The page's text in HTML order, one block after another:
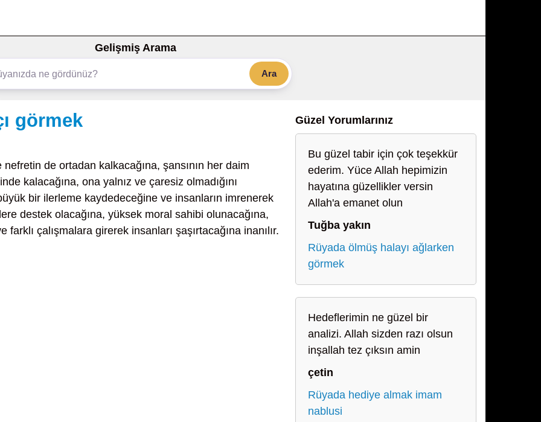
Gelişmiş Arama
Ara
görmek
nefretin de ortadan kalkacağına, şansının her daim
kalacağına, ona yalnız ve çaresiz olmadığını
bir ilerleme kaydedeceğine ve insanların imrenerek
destek olacağına, yüksek moral sahibi olunacağına,
çalışmalara girerek insanları şaşırtacağına inanılır.
Güzel Yorumlarınız
Bu güzel tabir için çok teşekkür
ederim. Yüce Allah hepimizin
hayatına güzellikler versin
Allah'a emanet olun
Tuğba yakın
Rüyada ölmüş halayı ağlarken
görmek
Hedeflerimin ne güzel bir
analizi. Allah sizden razı olsun
inşallah tez çıksın amin
çetin
Rüyada hediye almak imam
nablusi